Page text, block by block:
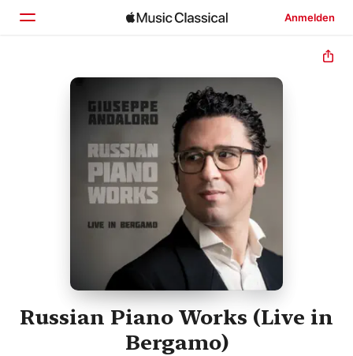
Anmelden
Startseite
Entdecken
Suchen
Russian Piano Works (Live in
Bergamo)